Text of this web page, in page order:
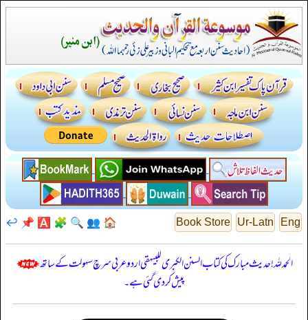
Eng
Ur-Latn
Book Store
🏠
👥
🔍
🧩
🅰️
📌
↩️
الحمدللہ! حدیث مبارک کی کتاب السنن الكبرى للبيهقي اردو عربی سرچ سہولت کے ساتھ
پیش کر دی گئی ہے۔